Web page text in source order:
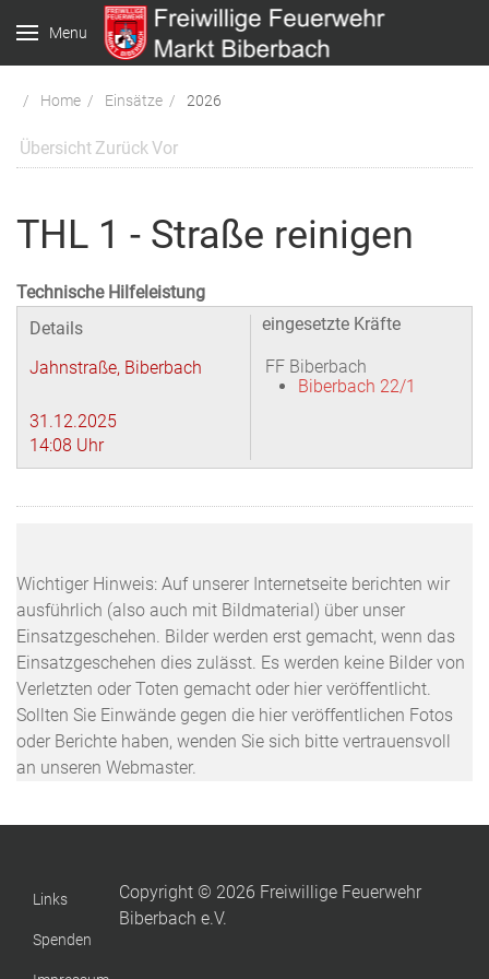
Menu
Home Einsätze 2026
Übersicht ZurückVor
THL 1 - Straße reinigen
Technische Hilfeleistung
Details
Jahnstraße, Biberbach
31.12.2025
14:08 Uhr
eingesetzte Kräfte
FF Biberbach
Biberbach 22/1
Wichtiger Hinweis: Auf unserer Internetseite berichten wir
ausführlich (also auch mit Bildmaterial) über unser
Einsatzgeschehen. Bilder werden erst gemacht, wenn das
Einsatzgeschehen dies zulässt. Es werden keine Bilder von
Verletzten oder Toten gemacht oder hier veröffentlicht.
Sollten Sie Einwände gegen die hier veröffentlichen Fotos
oder Berichte haben, wenden Sie sich bitte vertrauensvoll
an unseren Webmaster.
Links
Spenden
Copyright © 2026 Freiwillige Feuerwehr
Biberbach e.V.